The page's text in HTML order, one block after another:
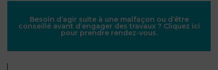
Besoin d’agir suite à une malfaçon ou d’être
conseillé avant d’engager des travaux ? Cliquez ici
pour prendre rendez-vous.